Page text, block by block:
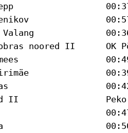
noored II      OK
II                 Peko